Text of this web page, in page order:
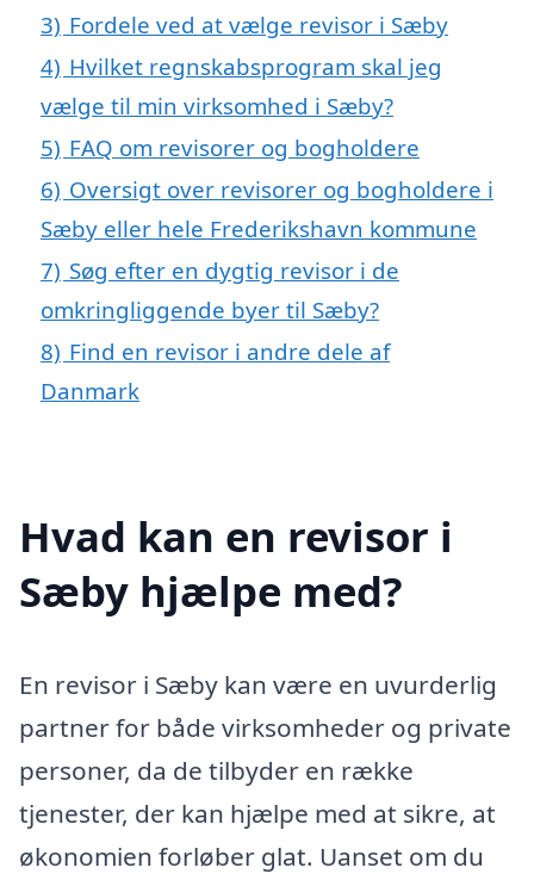
3) Fordele ved at vælge revisor i Sæby
4) Hvilket regnskabsprogram skal jeg
vælge til min virksomhed i Sæby?
5) FAQ om revisorer og bogholdere
6) Oversigt over revisorer og bogholdere i
Sæby eller hele Frederikshavn kommune
7) Søg efter en dygtig revisor i de
omkringliggende byer til Sæby?
8) Find en revisor i andre dele af
Danmark
Hvad kan en revisor i
Sæby hjælpe med?
En revisor i Sæby kan være en uvurderlig
partner for både virksomheder og private
personer, da de tilbyder en række
tjenester, der kan hjælpe med at sikre, at
økonomien forløber glat. Uanset om du